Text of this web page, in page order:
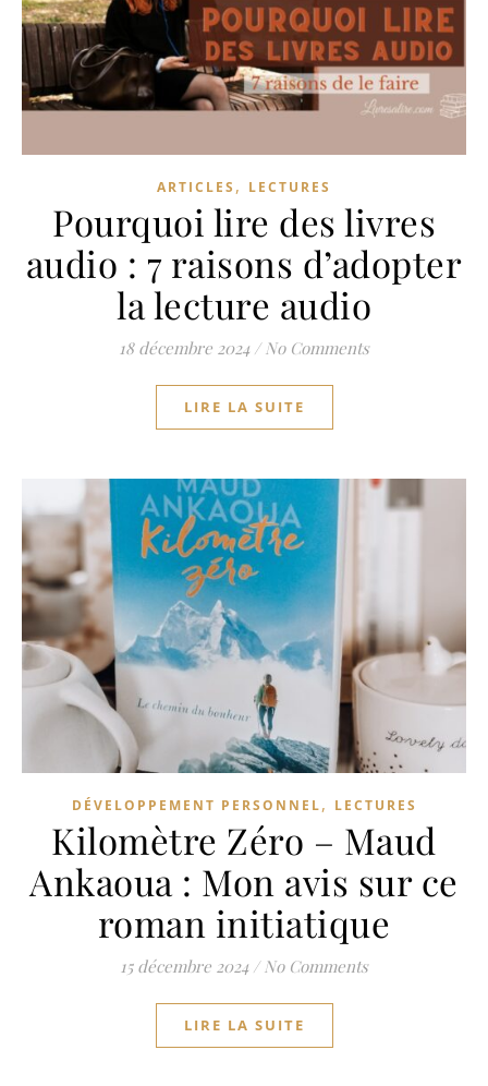
ARTICLES , LECTURES
Pourquoi lire des livres
audio : 7 raisons d’adopter
la lecture audio
18 décembre 2024 / No Comments
LIRE LA SUITE
DÉVELOPPEMENT PERSONNEL, LECTURES
Kilomètre Zéro – Maud
Ankaoua : Mon avis sur ce
roman initiatique
15 décembre 2024 / No Comments
LIRE LA SUITE